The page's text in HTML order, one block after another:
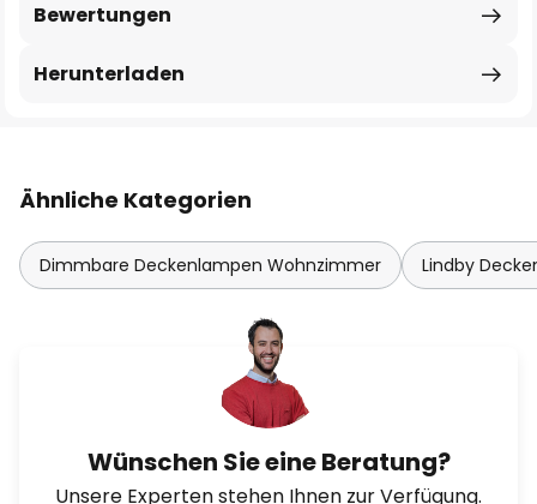
Bewertungen
Herunterladen
Ähnliche Kategorien
Dimmbare Deckenlampen Wohnzimmer Lindby
Wünschen Sie eine Beratung?
Unsere Experten stehen Ihnen zur Verfügung.